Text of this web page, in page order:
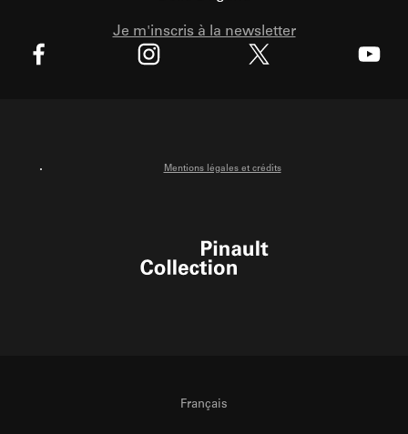
Je m'inscris à la newsletter
Mentions légales et crédits
Français